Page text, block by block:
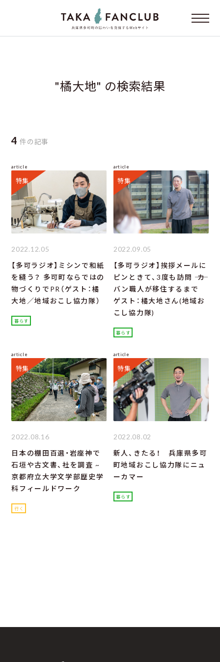
"橘大地" の検索結果
4 件の記事
article
特集
2022.12.05
【多可ラジオ】ミシンで和紙
を縫う？ 多可町ならではの
物づくりでPR（ゲスト：橘
大地／地域おこし協力隊）
暮らす
article
特集
2022.09.05
【多可ラジオ】挨拶メールに
ピンときて、3度も訪問 ―― カ
バン職人が移住するまで
ゲスト：橘大地さん(地域お
こし協力隊)
暮らす
article
特集
2022.08.16
日本の棚田百選・岩座神で
石垣や古文書、社を調査 ~
京都府立大学文学部歴史学
科フィールドワーク
行く
article
特集
2022.08.02
新人、きたる！ 兵庫県多可
町地域おこし協力隊にニュ
ーカマー
暮らす